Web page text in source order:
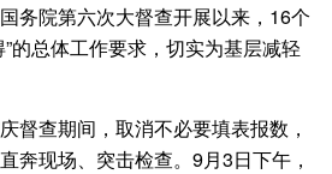
院第六次大督查开展以来，16个
的总体工作要求，切实为基层减轻
查期间，取消不必要填表报数，
奔现场、突击检查。9月3日下午，